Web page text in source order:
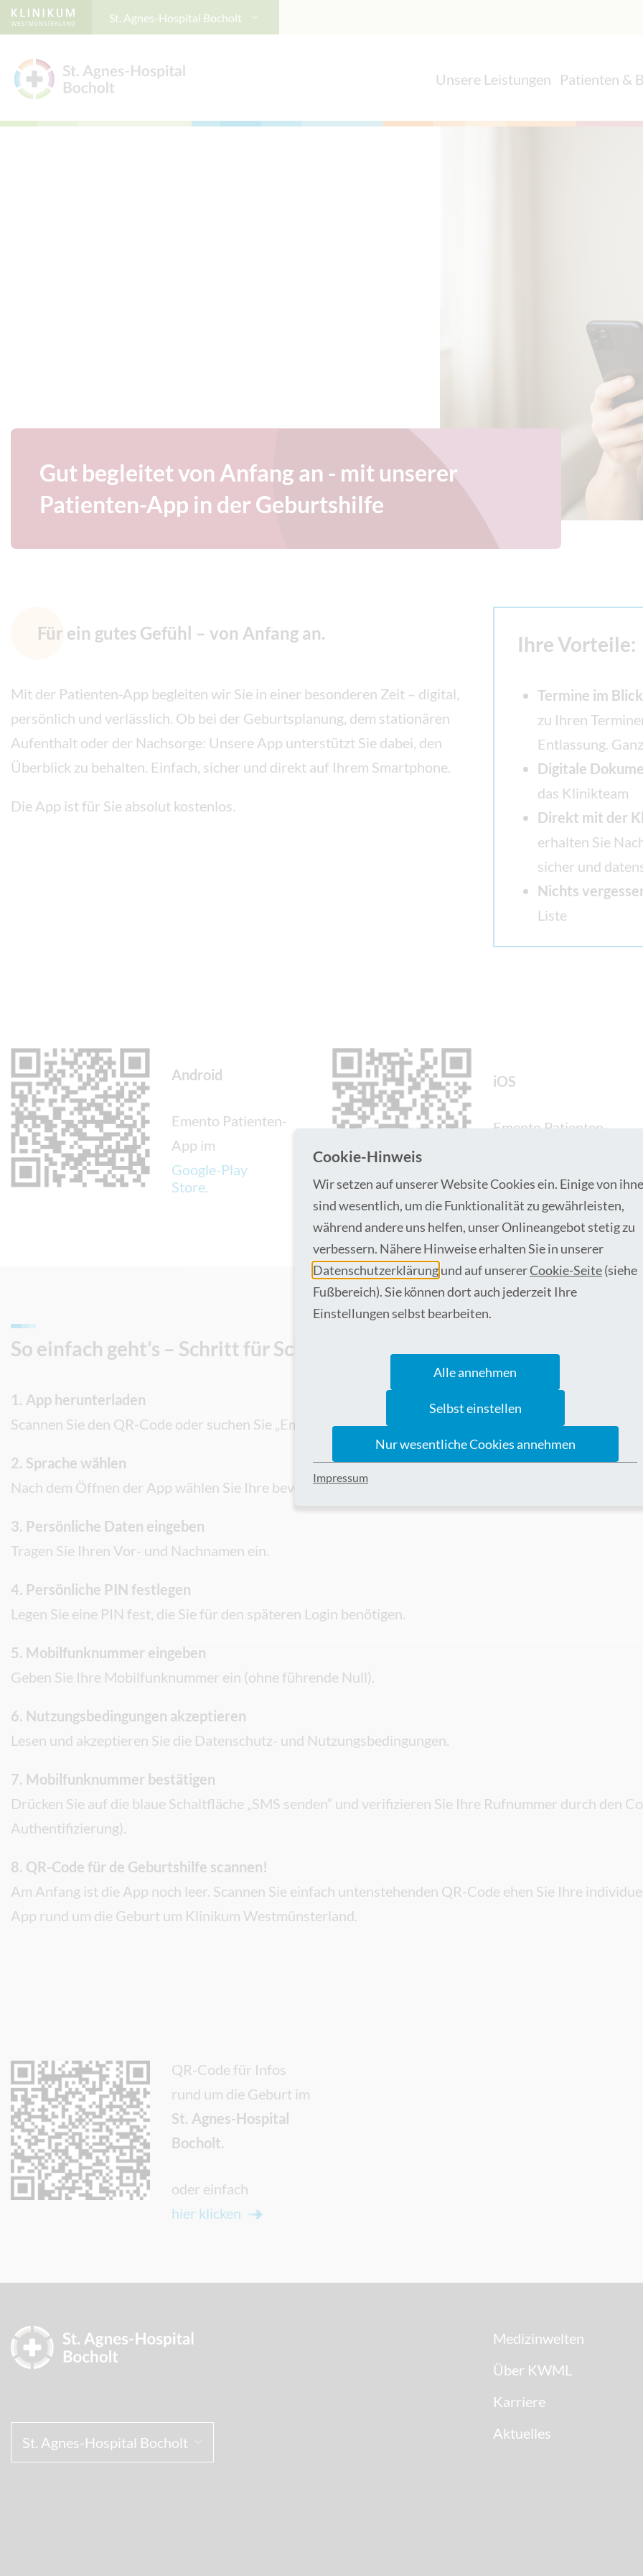
St. Agnes-Hospital Bocholt
Unsere Leistungen Patienten &
Gut begleitet von Anfang an - mit unserer
Patienten-App in der Geburtshilfe
Für ein gutes Gefühl – von Anfang an.
Mit der Patienten-App begleiten wir Sie in einer besonderen Zeit – digital,
persönlich und verlässlich. Ob bei der Geburtsplanung, dem stationären
Aufenthalt oder der Nachsorge: Unsere App unterstützt Sie dabei, den
Überblick zu behalten. Einfach, sicher und direkt auf Ihrem Smartphone.
Die App ist für Sie absolut kostenlos.
Ihre Vorteile:
Termine im
zu Ihren
Entlassung.
Digitale
das Klinikteam
Direkt mit der
erhalten Sie
sicher und
Nichts
Liste
Android
Emento Patienten-
App im
Google-Play
Store.
iOS
Emento Patienten-
Apple-App-Store
.
So einfach geht’s – Schritt für Schritt
1. App herunterladen
Scannen Sie den QR-Code oder suchen Sie „Emento“ im App Store (Apple) oder Play Store (Android).
2. Sprache wählen
Nach dem Öffnen der App wählen Sie Ihre bevorzugte Sprache aus.
3. Persönliche Daten eingeben
Tragen Sie Ihren Vor- und Nachnamen ein.
4. Persönliche PIN festlegen
Legen Sie eine PIN fest, die Sie für den späteren Login benötigen.
5. Mobilfunknummer eingeben
Geben Sie Ihre Mobilfunknummer ein (ohne führende Null).
6. Nutzungsbedingungen akzeptieren
Lesen und akzeptieren Sie die Datenschutz- und Nutzungsbedingungen.
7. Mobilfunknummer bestätigen
Drücken Sie auf die blaue Schaltfläche „SMS senden“ und verifizieren Sie Ihre Rufnummer durch den
Authentifizierung).
8. QR-Code für de Geburtshilfe scannen!
Am Anfang ist die App noch leer. Scannen Sie einfach untenstehenden QR-Code ehen Sie Ihre
App rund um die Geburt um Klinikum Westmünsterland.
QR-Code für Infos
rund um die Geburt im
St. Agnes-Hospital
Bocholt.
oder einfach
hier klicken
St. Agnes-Hospital Bocholt
Medizinwelten
Über KWML
Karriere
Aktuelles
Cookie-Hinweis
Wir setzen auf unserer Website Cookies ein. Einige von
sind wesentlich, um die Funktionalität zu gewährleisten,
während andere uns helfen, unser Onlineangebot stetig zu
verbessern. Nähere Hinweise erhalten Sie in unserer
Datenschutzerklärungund auf unsererCookie-Seite(siehe
Fußbereich). Sie können dort auch jederzeit Ihre
Einstellungen selbst bearbeiten.
Alle annehmen
Selbst einstellen
Nur wesentliche Cookies annehmen
Impressum